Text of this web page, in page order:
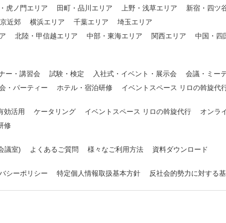
虎ノ門エリア 田町・品川エリア 上野・浅草エリア 新宿・四ツ
近郊
横浜エリア 千葉エリア
埼玉エリア
北陸・甲信越エリア 中部・東海エリア 関西エリア 中国・四
ー・講習会 試験・検定 入社式・イベント・展示会 会議・ミー
・パーティー
ホテル・宿泊研修 イベントスペース リロの斡旋代
効活用 ケータリング イベントスペース リロの斡旋代行 オンラ
修
議室) よくあるご質問 様々なご利用方法 資料ダウンロード
シーポリシー 特定個人情報取扱基本方針 反社会的勢力に対する